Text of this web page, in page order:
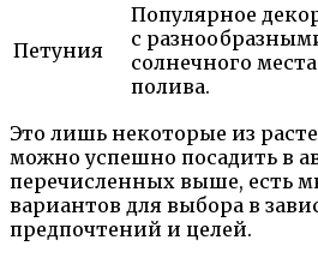
Петуния
Популярное
с
солнечного
полива.
Это лишь некоторые из
можно успешно посадить в
перечисленных выше, есть
вариантов для выбора в
предпочтений и целей.